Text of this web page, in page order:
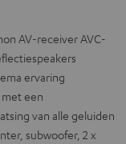
AV-receiver AVC-
ervaring
een
van alle geluiden
subwoofer, 2 x